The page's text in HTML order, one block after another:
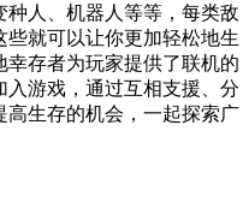
人、机器人等等，每类敌
些就可以让你更加轻松地生
存者为玩家提供了联机的
游戏，通过互相支援、分
高生存的机会，一起探索广